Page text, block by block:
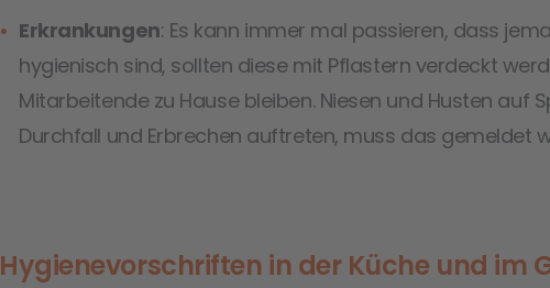
Erkrankungen: Es kann immer mal passieren, dass
hygienisch sind, sollten diese mit Pflastern verdeckt
Mitarbeitende zu Hause bleiben. Niesen und Husten auf
Durchfall und Erbrechen auftreten, muss das gemeldet
Hygienevorschriften in der Küche und im